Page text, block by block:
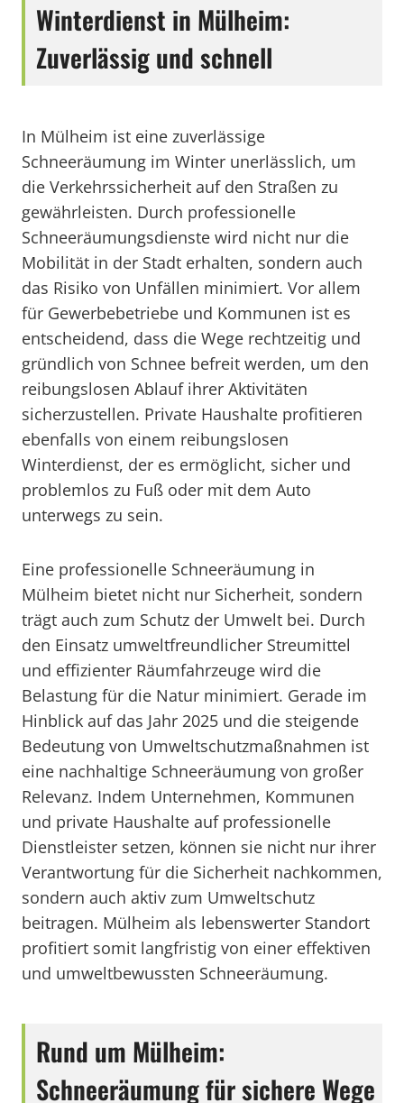
Winterdienst in Mülheim:
Zuverlässig und schnell
In Mülheim ist eine zuverlässige
Schneeräumung im Winter unerlässlich, um
die Verkehrssicherheit auf den Straßen zu
gewährleisten. Durch professionelle
Schneeräumungsdienste wird nicht nur die
Mobilität in der Stadt erhalten, sondern auch
das Risiko von Unfällen minimiert. Vor allem
für Gewerbebetriebe und Kommunen ist es
entscheidend, dass die Wege rechtzeitig und
gründlich von Schnee befreit werden, um den
reibungslosen Ablauf ihrer Aktivitäten
sicherzustellen. Private Haushalte profitieren
ebenfalls von einem reibungslosen
Winterdienst, der es ermöglicht, sicher und
problemlos zu Fuß oder mit dem Auto
unterwegs zu sein.
Eine professionelle Schneeräumung in
Mülheim bietet nicht nur Sicherheit, sondern
trägt auch zum Schutz der Umwelt bei. Durch
den Einsatz umweltfreundlicher Streumittel
und effizienter Räumfahrzeuge wird die
Belastung für die Natur minimiert. Gerade im
Hinblick auf das Jahr 2025 und die steigende
Bedeutung von Umweltschutzmaßnahmen ist
eine nachhaltige Schneeräumung von großer
Relevanz. Indem Unternehmen, Kommunen
und private Haushalte auf professionelle
Dienstleister setzen, können sie nicht nur ihrer
Verantwortung für die Sicherheit nachkommen,
sondern auch aktiv zum Umweltschutz
beitragen. Mülheim als lebenswerter Standort
profitiert somit langfristig von einer effektiven
und umweltbewussten Schneeräumung.
Rund um Mülheim:
Schneeräumung für sichere Wege